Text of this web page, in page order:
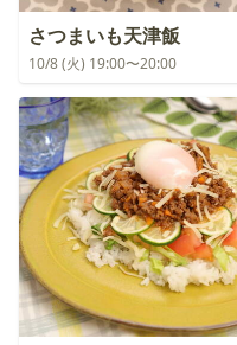
さつまいも天津飯
10/8 (火) 19:00〜20:00